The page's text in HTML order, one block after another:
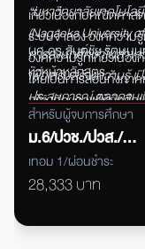
เกี่ยวเนื่องกับคณิตศาส
ระบบจำลององค์ความ
องค์ความรู้ที่เกี่ยวเนื่อง
โดยเป็นการสอนทั้งภา
สร้างศักยภาพให้นักศึก
ประกอบอาชีพอย่างมีป
คุณธรรมจริยธรรมแล
วิชาการและวิชาชีพด้าน
และมีความสอดคล้องกับ
เวลาเพื่อให้เป็นบัณฑิต
“มหาวิทยาลัยเทคโนโล
(Nagaoka University
การส่งนักศึกษาในสาข
เพื่อเสริมสร้างความรู้
ประสบการณ์ ตลอดจน
การศึกษาเข้าศึกษาต่อใ
ได้รับการสนับสนุนเป็นพิ
ผศ.ดร.สันต์ชัย รัตนน
หัวหน้าหลักสูตร
สำหรับผู้จบการศึกษา
ม.6/ปวช./ปวส./
กศน.
เทอม 1/ผ่อนชำระ
28,333 บาท